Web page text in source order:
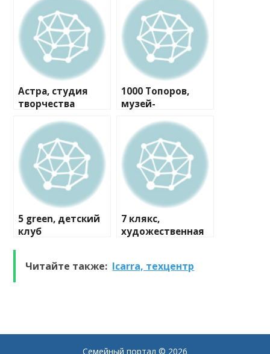
Астра, студия
творчества
1000 Топоров,
музей-
5 green, детский
клуб
7 клякс,
художественная
Читайте также: Icarra, техцентр
Семейный портал © 2026